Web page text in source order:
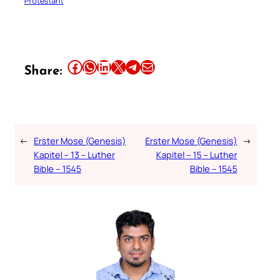
Share: Share this article on Facebook Share this article on WhatsApp Share this article on LinkedIn Share this article on X Share this article on TelegramEmail this Article
← Erster Mose (Genesis)
Kapitel – 13 – Luther
Bible – 1545
Erster Mose (Genesis)
Kapitel – 15 – Luther
Bible – 1545
→